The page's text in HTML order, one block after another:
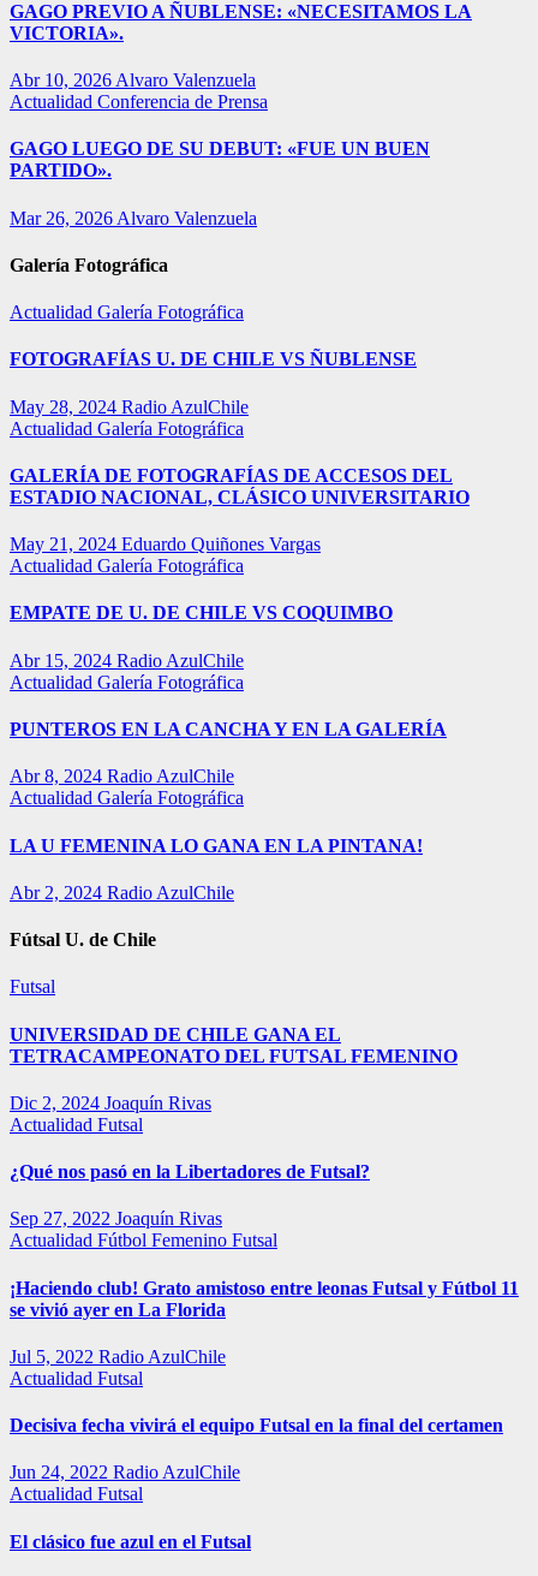
GAGO PREVIO A ÑUBLENSE: «NECESITAMOS LA
VICTORIA».
Abr 10, 2026 Alvaro Valenzuela
Actualidad Conferencia de Prensa
GAGO LUEGO DE SU DEBUT: «FUE UN BUEN
PARTIDO».
Mar 26, 2026 Alvaro Valenzuela
Galería Fotográfica
Actualidad Galería Fotográfica
FOTOGRAFÍAS U. DE CHILE VS ÑUBLENSE
May 28, 2024 Radio AzulChile
Actualidad Galería Fotográfica
GALERÍA DE FOTOGRAFÍAS DE ACCESOS DEL
ESTADIO NACIONAL, CLÁSICO UNIVERSITARIO
May 21, 2024 Eduardo Quiñones Vargas
Actualidad Galería Fotográfica
EMPATE DE U. DE CHILE VS COQUIMBO
Abr 15, 2024 Radio AzulChile
Actualidad Galería Fotográfica
PUNTEROS EN LA CANCHA Y EN LA GALERÍA
Abr 8, 2024 Radio AzulChile
Actualidad Galería Fotográfica
LA U FEMENINA LO GANA EN LA PINTANA!
Abr 2, 2024 Radio AzulChile
Fútsal U. de Chile
Futsal
UNIVERSIDAD DE CHILE GANA EL
TETRACAMPEONATO DEL FUTSAL FEMENINO
Dic 2, 2024 Joaquín Rivas
Actualidad Futsal
¿Qué nos pasó en la Libertadores de Futsal?
Sep 27, 2022 Joaquín Rivas
Actualidad Fútbol Femenino Futsal
¡Haciendo club! Grato amistoso entre leonas Futsal y Fútbol 11
se vivió ayer en La Florida
Jul 5, 2022 Radio AzulChile
Actualidad Futsal
Decisiva fecha vivirá el equipo Futsal en la final del certamen
Jun 24, 2022 Radio AzulChile
Actualidad Futsal
El clásico fue azul en el Futsal